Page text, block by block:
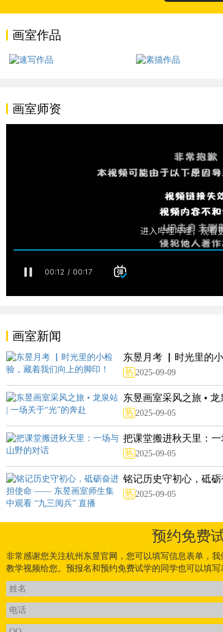
画室作品
画室师资
画室新闻
东昱月考 ▏时光里的
热 2025-09-09
东昱画室采风之旅 • 龙
热 2025-09-05
把课堂搬进秋天里：
热 2025-09-05
铭记历史守初心，砥
热 2025-09-05
预约免费
非常感谢您关注杭州东昱官网，您可以填写信息表单，
教学视频给您。预报名和预约免费试学的同学也可以填写